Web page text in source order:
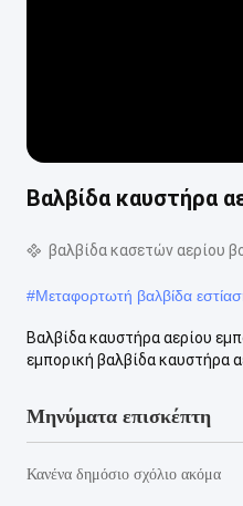
Βαλβίδα καυστήρα
βαλβίδα κασετών αερίου
#Μεταφορτωτή βαλβίδα
Βαλβίδα καυστήρα αερίου
εμπορική βαλβίδα καυστήρα
Μηνύματα επισκέπτη
Κανένα δημόσιο σχόλιο ακόμα